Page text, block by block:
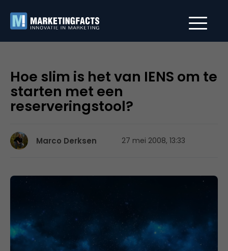
Hoe slim is het van IENS om te
starten met een
reserveringstool?
Marco Derksen 27 mei 2008, 13:33